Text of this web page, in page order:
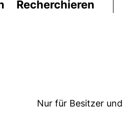
Recherchieren
Nur für Besitzer